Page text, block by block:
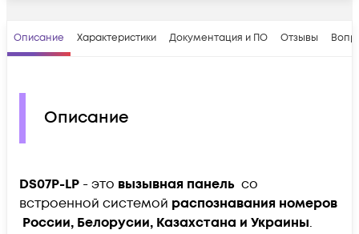
Описание Характеристики Документация и ПО Отзывы
Описание
DS07P-LP - это вызывная панель со
встроенной системой распознавания номеров
России, Белорусии, Казахстана и Украины.